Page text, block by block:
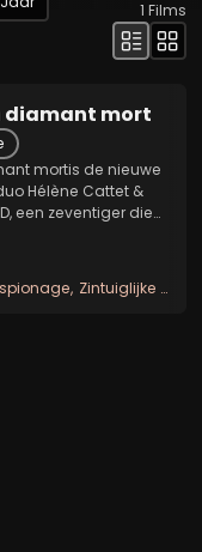
1 Films
diamant mort
mortis de nieuwe
Hélène Cattet &
Côte d'Azur woont,
zijn wilde jaren
Zintuiglijke thriller